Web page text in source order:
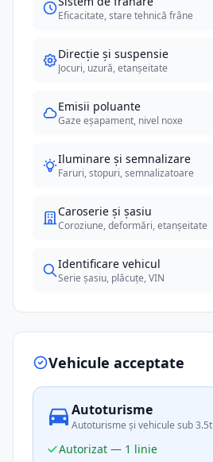
Eficacitate, stare tehnică frâne
Direcție și suspensie
Jocuri, uzură, etanșeitate
Emisii poluante
Gaze eșapament, nivel noxe
Iluminare și semnalizare
Faruri, stopuri, semnalizatoare
Caroserie și șasiu
Coroziune, deformări, etanșeitate
Identificare vehicul
Serie șasiu, plăcuțe, VIN
Vehicule acceptate
Autoturisme
Autoturisme și vehicule sub 3.5t
Autorizat — 1 linie